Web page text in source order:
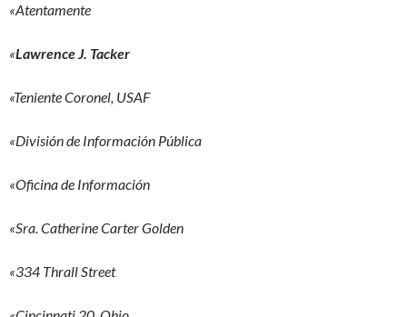
«Atentamente
«Lawrence J. Tacker
«Teniente Coronel, USAF
«División de Información Pública
«Oficina de Información
«Sra. Catherine Carter Golden
«334 Thrall Street